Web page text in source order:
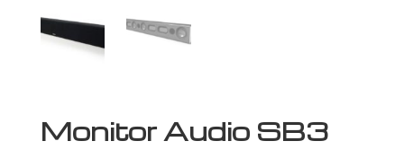
Monitor Audio SB3